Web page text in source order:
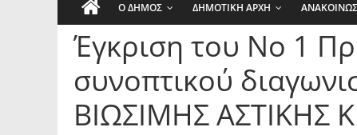
Ο ΔΗΜΟΣ ΔΗΜΟΤΙΚΗ ΑΡΧΗ
Έγκριση του Νο 1
συνοπτικού
ΒΙΩΣΙΜΗΣ ΑΣΤΙΚΗΣ